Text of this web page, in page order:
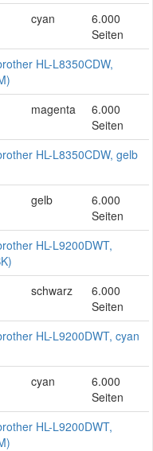
cyan
6.000
Seiten
HL-L8350CDW,
magenta
6.000
Seiten
HL-L8350CDW, gelb
gelb
6.000
Seiten
HL-L9200DWT,
schwarz
6.000
Seiten
HL-L9200DWT, cyan
cyan
6.000
Seiten
HL-L9200DWT,